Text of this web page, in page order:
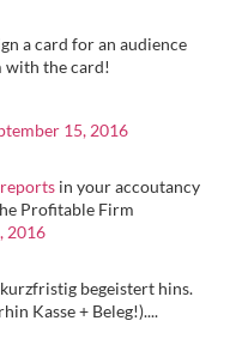
a card for an audience
with the card!
15, 2016
in your accoutancy
Profitable Firm
2016
begeistert hins.
Kasse + Beleg!)....